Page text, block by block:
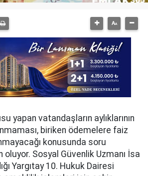
yapan vatandaşların aylıklarının
biriken ödemelere faiz
konusunda soru
Sosyal Güvenlik Uzmanı İsa
Yargıtay 10. Hukuk Dairesi